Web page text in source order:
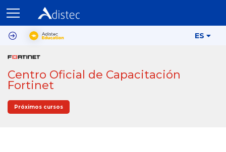
ES
Centro Oficial de Capacitación
Fortinet
Próximos cursos